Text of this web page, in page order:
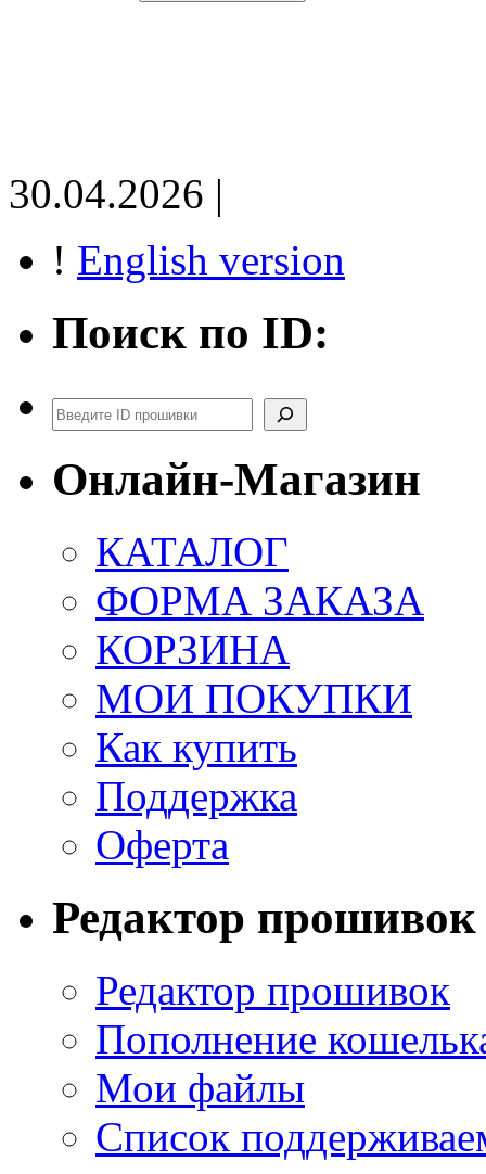
30.04.2026 |
! English version
Поиск по ID:
Поиск
Онлайн-Магазин
КАТАЛОГ
ФОРМА ЗАКАЗА
КОРЗИНА
МОИ ПОКУПКИ
Как купить
Поддержка
Оферта
Редактор прошивок
Редактор прошивок
Пополнение
Мои файлы
Список